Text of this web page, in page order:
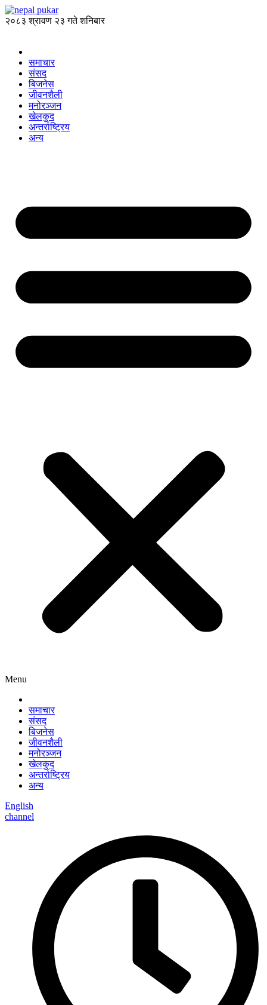
२०८३ श्रावण २३ गते शनिबार
समाचार
संसद
बिजनेस
जीवनशैली
मनोरञ्जन
खेलकुद
अन्तर्राष्ट्रिय
अन्य
Menu
समाचार
संसद
बिजनेस
जीवनशैली
मनोरञ्जन
खेलकुद
अन्तर्राष्ट्रिय
अन्य
English
channel